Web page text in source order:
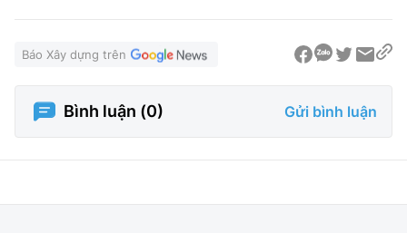
Báo Xây dựng trên
Bình luận (0) Gửi bình luận